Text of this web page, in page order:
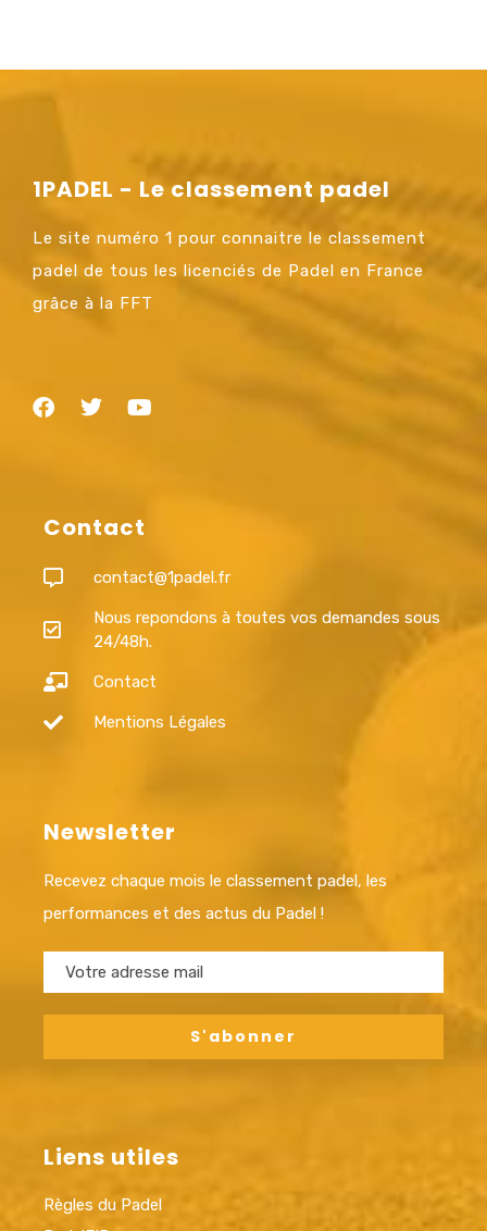
1PADEL - Le classement padel
Le site numéro 1 pour connaitre le classement
padel de tous les licenciés de Padel en France
grâce à la FFT
Contact
contact@1padel.fr
Nous repondons à toutes vos demandes sous
24/48h.
Contact
Mentions Légales
Newsletter
Recevez chaque mois le classement padel, les
performances et des actus du Padel !
Liens utiles
Règles du Padel